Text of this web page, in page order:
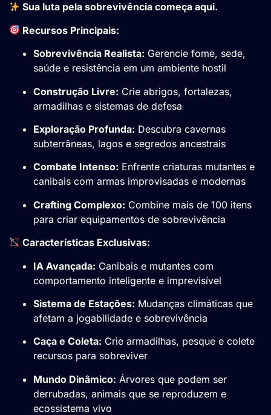
Sua luta pela sobrevivência começa aqui.
Recursos Principais:
Sobrevivência Realista: Gerencie fome, sede,
saúde e resistência em um ambiente hostil
Construção Livre: Crie abrigos, fortalezas,
armadilhas e sistemas de defesa
Exploração Profunda: Descubra cavernas
subterrâneas, lagos e segredos ancestrais
Combate Intenso: Enfrente criaturas mutantes e
canibais com armas improvisadas e modernas
Crafting Complexo: Combine mais de 100 itens
para criar equipamentos de sobrevivência
Características Exclusivas:
IA Avançada: Canibais e mutantes com
comportamento inteligente e imprevisível
Sistema de Estações: Mudanças climáticas que
afetam a jogabilidade e sobrevivência
Caça e Coleta: Crie armadilhas, pesque e colete
recursos para sobreviver
Mundo Dinâmico: Árvores que podem ser
derrubadas, animais que se reproduzem e
ecossistema vivo